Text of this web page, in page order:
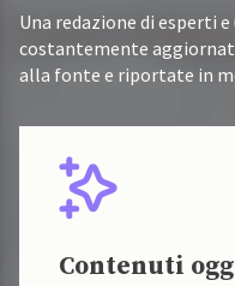
Una redazione di esperti
costantemente
alla fonte e riportate in
Contenuti